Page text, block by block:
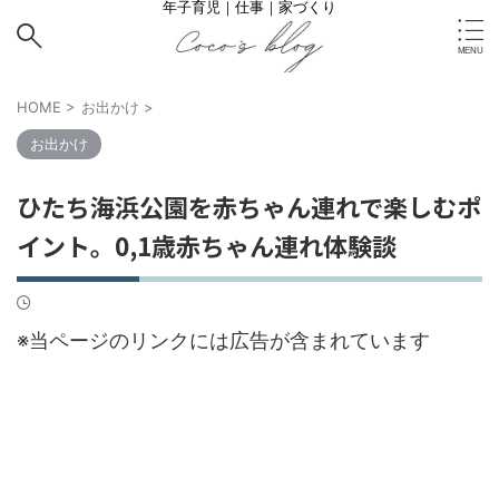
年子育児｜仕事｜家づくり
HOME > お出かけ >
お出かけ
ひたち海浜公園を赤ちゃん連れで楽しむポ
イント。0,1歳赤ちゃん連れ体験談
※当ページのリンクには広告が含まれています